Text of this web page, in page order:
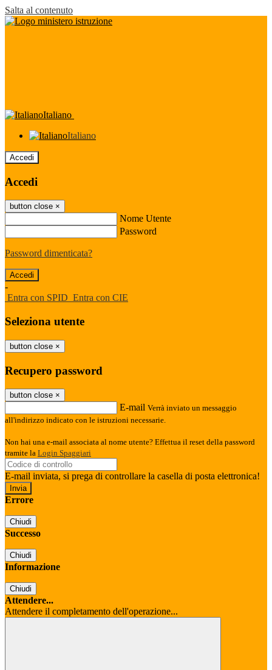
Salta al contenuto
Italiano
Italiano
Accedi
Accedi
button close ×
Nome Utente
Password
Password dimenticata?
-
Entra con SPID Entra con CIE
Seleziona utente
button close ×
Recupero password
button close ×
E-mail Verrà inviato un messaggio
all'indirizzo indicato con le istruzioni necessarie.
Non hai una e-mail associata al nome utente? Effettua il reset della password
tramite la Login Spaggiari
E-mail inviata, si prega di controllare la casella di posta elettronica!
Errore
Chiudi
Successo
Chiudi
Informazione
Chiudi
Attendere...
Attendere il completamento dell'operazione...